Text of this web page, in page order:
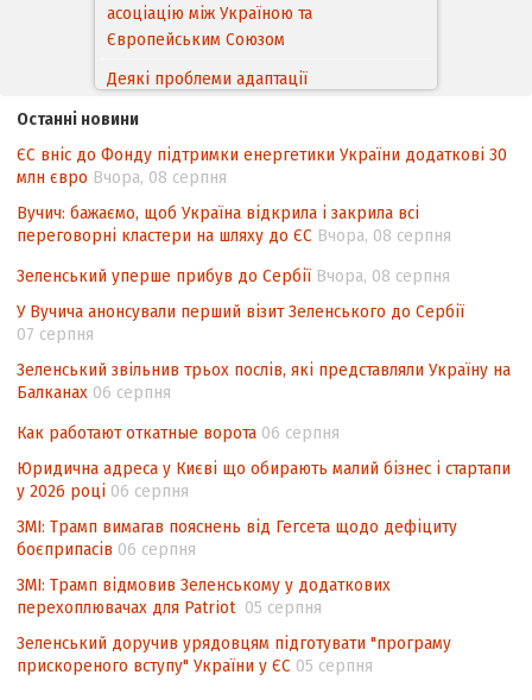
асоціацію між Україною та
Європейським Cоюзом
Деякі проблеми адаптації
походження товарів відповідно до
Угоди про торговельні аспекти прав
інтелектуальної власності (TRIPS) у
контексті євроінтеграції
Аналіз виборчого законодавства щодо
невизначеності механізму повторного
підрахунку голосів виборців
Останні новини
ЄС вніс до Фонду підтримки енергетики України додаткові 30
млн євро Вчора, 08 серпня
Вучич: бажаємо, щоб Україна відкрила і закрила всі
переговорні кластери на шляху до ЄС Вчора, 08 серпня
Зеленський уперше прибув до Сербії Вчора, 08 серпня
У Вучича анонсували перший візит Зеленського до Сербії
07 серпня
Зеленський звільнив трьох послів, які представляли Україну на
Балканах 06 серпня
Как работают откатные ворота 06 серпня
Юридична адреса у Києві що обирають малий бізнес і стартапи
у 2026 році 06 серпня
ЗМІ: Трамп вимагав пояснень від Гегсета щодо дефіциту
боєприпасів 06 серпня
ЗМІ: Трамп відмовив Зеленському у додаткових
перехоплювачах для Patriot 05 серпня
Зеленський доручив урядовцям підготувати "програму
прискореного вступу" України у ЄС 05 серпня